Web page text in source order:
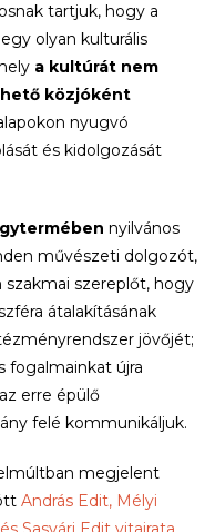
tartjuk, hogy a
olyan kulturális
a kultúrát nem
közjóként
nyugvó
és kidolgozását
nyilvános
művészeti dolgozót,
szereplőt, hogy
átalakításának
jövőjét;
fogalmainkat újra
erre épülő
felé kommunikáljuk.
megjelent
András Edit, Mélyi